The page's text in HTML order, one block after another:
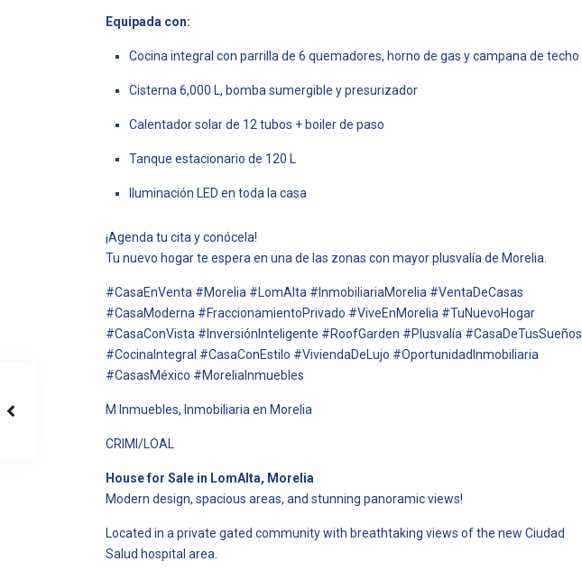
Equipada con:
Cocina integral con parrilla de 6 quemadores, horno de gas y campana de techo
Cisterna 6,000 L, bomba sumergible y presurizador
Calentador solar de 12 tubos + boiler de paso
Tanque estacionario de 120 L
Iluminación LED en toda la casa
¡Agenda tu cita y conócela!
Tu nuevo hogar te espera en una de las zonas con mayor plusvalía de Morelia.
#CasaEnVenta #Morelia #LomAlta #InmobiliariaMorelia #VentaDeCasas
#CasaModerna #FraccionamientoPrivado #ViveEnMorelia #TuNuevoHogar
#CasaConVista #InversiónInteligente #RoofGarden #Plusvalía #CasaDeTusSueños
#CocinaIntegral #CasaConEstilo #ViviendaDeLujo #OportunidadInmobiliaria
#CasasMéxico #MoreliaInmuebles
M Inmuebles, Inmobiliaria en Morelia
CRIMI/LOAL
House for Sale in LomAlta, Morelia
Modern design, spacious areas, and stunning panoramic views!
Located in a private gated community with breathtaking views of the new Ciudad
Salud hospital area.